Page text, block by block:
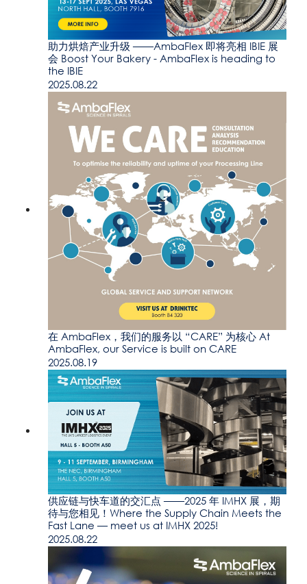
助力烘焙产业升级 ——AmbaFlex 即将亮相 IBIE 展
会 Boost Your Bakery - AmbaFlex is heading to
the IBIE
2025.08.22
在 AmbaFlex，我们的服务以 “CARE” 为核心 At
AmbaFlex, our Service is built on CARE
2025.08.19
供应链与快车道的交汇点 ——2025 年 IMHX 展，期
待与您相见！Where the Supply Chain Meets the
Fast Lane — meet us at IMHX 2025!
2025.08.22